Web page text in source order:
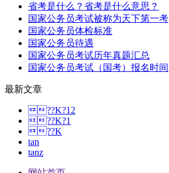
省考是什么？省考是什么意思？
国家公务员考试被称为天下第一考
国家公务员体检标准
国家公务员待遇
国家公务员考试历年真题汇总
国家公务员考试（国考）报名时间
最新文章
??K?12
??K?1
??K
tan
tanz